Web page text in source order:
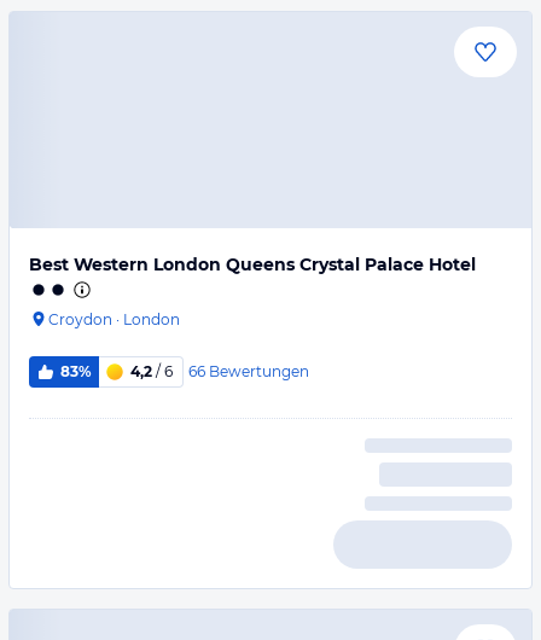
Best Western London Queens Crystal Palace Hotel
Croydon · London
83% 4,2 / 6 66 Bewertungen